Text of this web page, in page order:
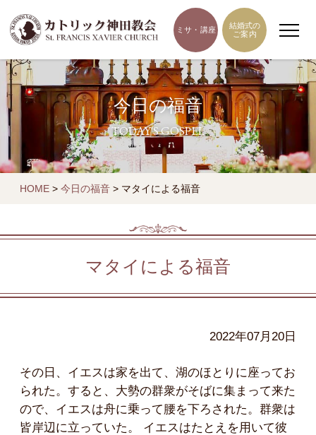
ミサ・講座
結婚式の
ご案内
今日の福音
TODAY'S GOSPEL
HOME > 今日の福音 > マタイによる福音
マタイによる福音
2022年07月20日
その日、イエスは家を出て、湖のほとりに座ってお
られた。すると、大勢の群衆がそばに集まって来た
ので、イエスは舟に乗って腰を下ろされた。群衆は
皆岸辺に立っていた。 イエスはたとえを用いて彼